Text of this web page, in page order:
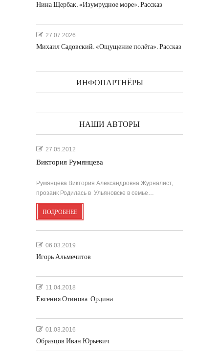
Нина Щербак. «Изумрудное море». Рассказ
27.07.2026
Михаил Садовский. «Ощущение полёта». Рассказ
ИНФОПАРТНЁРЫ
НАШИ АВТОРЫ
27.05.2012
Виктория Румянцева
Румянцева Виктория Александровна Журналист,
прозаик Родилась в Ульяновске в семье…
ПОДРОБНЕЕ
06.03.2019
Игорь Альмечитов
11.04.2018
Евгения Отинова-Ордина
01.03.2016
Образцов Иван Юрьевич